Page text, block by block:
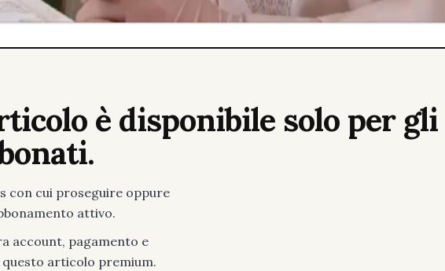
è disponibile solo per gli
con cui proseguire oppure
attivo.
account, pagamento e
articolo premium.